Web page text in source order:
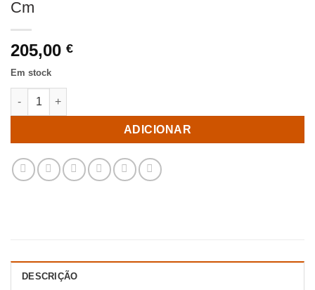
Cm
205,00 €
Em stock
Quantidade de Consola Natural Madeira 90 X 34,50 X 81 Cm
ADICIONAR
DESCRIÇÃO